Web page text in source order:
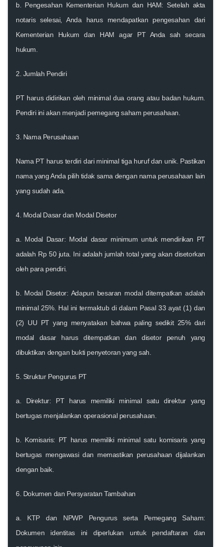
b. Pengesahan Kementerian Hukum dan HAM: Setelah akta
notaris selesai, Anda harus mendapatkan pengesahan dari
Kementerian Hukum dan HAM agar PT Anda sah secara
hukum.
2. Jumlah Pendiri
PT harus didirikan oleh minimal dua orang atau badan hukum.
Pendiri ini akan menjadi pemegang saham perusahaan.
3. Nama Perusahaan
Nama PT harus terdiri dari minimal tiga huruf dan unik. Pastikan
nama yang Anda pilih tidak sama dengan nama perusahaan lain
yang sudah ada.
4. Modal Dasar dan Modal Disetor
a. Modal Dasar: Modal dasar minimum untuk mendirikan PT
adalah Rp 50 juta. Ini adalah jumlah total yang akan disetorkan
oleh para pendiri.
b. Modal Disetor: Adapun besaran modal ditempatkan adalah
minimal 25%. Hal ini termaktub di dalam Pasal 33 ayat (1) dan
(2) UU PT yang menyatakan bahwa paling sedikit 25% dari
modal dasar harus ditempatkan dan disetor penuh yang
dibuktikan dengan bukti penyetoran yang sah.
5. Struktur Pengurus PT
a. Direktur: PT harus memiliki minimal satu direktur yang
bertugas menjalankan operasional perusahaan.
b. Komisaris: PT harus memiliki minimal satu komisaris yang
bertugas mengawasi dan memastikan perusahaan dijalankan
dengan baik.
6. Dokumen dan Persyaratan Tambahan
a. KTP dan NPWP Pengurus serta Pemegang Saham:
Dokumen identitas ini diperlukan untuk pendaftaran dan